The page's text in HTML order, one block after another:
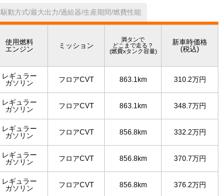
駆動方式/最大出力/過給器/生産期間/燃費性能
使用燃料
エンジン
ミッション
満タンで
どこまで走る？
(燃費xタンク容量)
新車時価格
(税込)
レギュラー
ガソリン
フロアCVT 863.1km 310.2万円
レギュラー
ガソリン
フロアCVT 863.1km 348.7万円
レギュラー
ガソリン
フロアCVT 856.8km 332.2万円
レギュラー
ガソリン
フロアCVT 856.8km 370.7万円
レギュラー
ガソリン
フロアCVT 856.8km 376.2万円